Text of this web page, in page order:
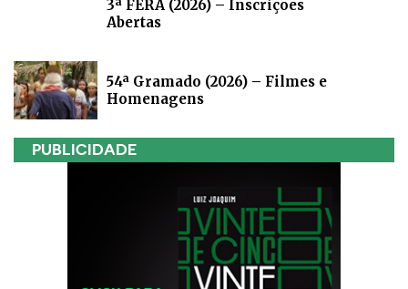
3ª FERA (2026) – Inscrições
Abertas
54ª Gramado (2026) – Filmes e
Homenagens
PUBLICIDADE